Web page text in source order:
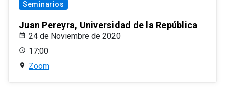
Seminarios
Juan Pereyra, Universidad de la República
24 de Noviembre de 2020
17:00
Zoom